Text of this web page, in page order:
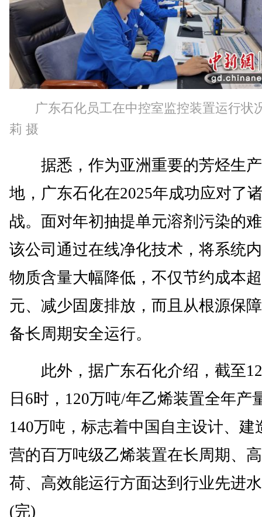
广东石化员工在中控室监控装置运行状
莉 摄
据悉，作为亚洲重要的芳烃生
地，广东石化在2025年成功应对了
战。面对年初抽提单元溶剂污染的
该公司通过在线净化技术，将系统
物质含量大幅降低，不仅节约成本
元、减少固废排放，而且从根源保
备长周期安全运行。
此外，据广东石化介绍，截至
日6时，120万吨/年乙烯装置全年产
140万吨，标志着中国自主设计、建
营的百万吨级乙烯装置在长周期、
荷、高效能运行方面达到行业先进
(完)